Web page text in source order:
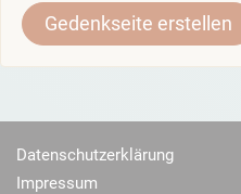
Gedenkseite erstellen
Datenschutzerklärung
Impressum